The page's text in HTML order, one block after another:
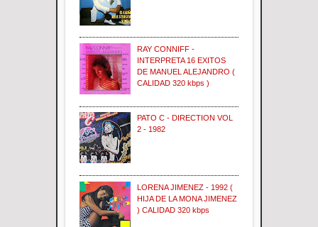
RAY CONNIFF -
INTERPRETA 16 EXITOS
DE MANUEL ALEJANDRO (
CALIDAD 320 kbps )
PATO C - DIRECTION VOL
2 - 1982
LORENA JIMENEZ - 1992 (
HIJA DE LA MONA JIMENEZ
) CALIDAD 320 kbps